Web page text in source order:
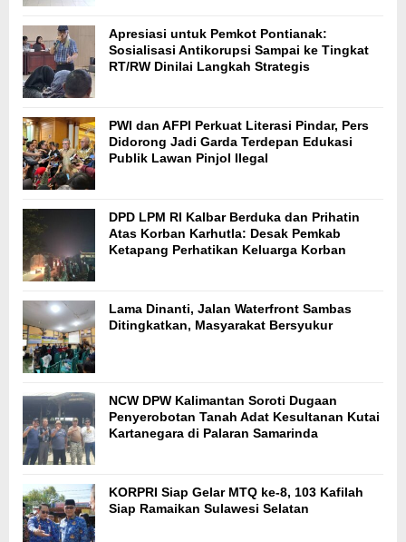
Apresiasi untuk Pemkot Pontianak:
Sosialisasi Antikorupsi Sampai ke Tingkat
RT/RW Dinilai Langkah Strategis
PWI dan AFPI Perkuat Literasi Pindar, Pers
Didorong Jadi Garda Terdepan Edukasi
Publik Lawan Pinjol Ilegal
DPD LPM RI Kalbar Berduka dan Prihatin
Atas Korban Karhutla: Desak Pemkab
Ketapang Perhatikan Keluarga Korban
Lama Dinanti, Jalan Waterfront Sambas
Ditingkatkan, Masyarakat Bersyukur
NCW DPW Kalimantan Soroti Dugaan
Penyerobotan Tanah Adat Kesultanan Kutai
Kartanegara di Palaran Samarinda
KORPRI Siap Gelar MTQ ke-8, 103 Kafilah
Siap Ramaikan Sulawesi Selatan